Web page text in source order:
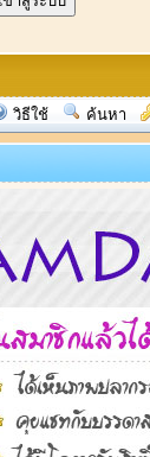
วิธีใช้ ค้นหา